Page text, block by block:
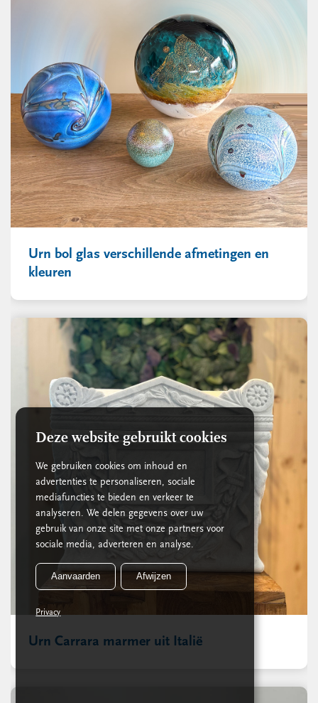
Urn bol glas verschillende afmetingen en
kleuren
Urn Carrara marmer uit Italië
Deze website gebruikt cookies
We gebruiken cookies om inhoud en
advertenties te personaliseren, sociale
mediafuncties te bieden en verkeer te
analyseren. We delen gegevens over uw
gebruik van onze site met onze partners voor
sociale media, adverteren en analyse.
Aanvaarden Afwijzen
Privacy